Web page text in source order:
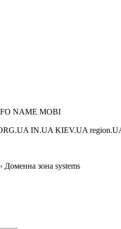
NAME MOBI
IN.UA KIEV.UA
› Доменна зона systems